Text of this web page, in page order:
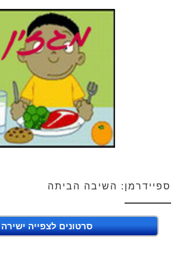
ספיידרמן: השיבה הביתה
סרטונים לצפייה ישירה